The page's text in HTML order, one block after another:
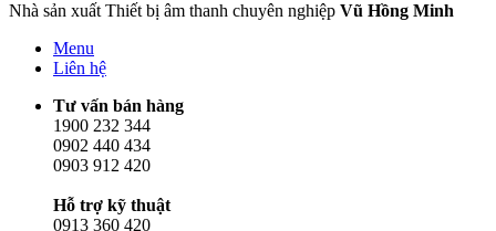
Nhà sản xuất Thiết bị âm thanh chuyên nghiệp Vũ Hồng Minh
Menu
Liên hệ
Tư vấn bán hàng
1900 232 344
0902 440 434
0903 912 420
Hỗ trợ kỹ thuật
0913 360 420